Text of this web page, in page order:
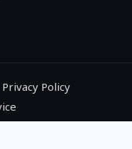
Privacy Policy